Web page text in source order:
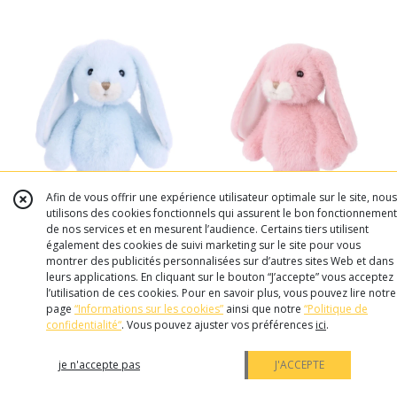
Peluche Jumpy Bunny
"bleu céleste" - BUKOWSKI
99
Peluche Jumpy Bunny
"rose" - BUKOWSKI
26€99
Afin de vous offrir une expérience utilisateur optimale sur le site, nous
utilisons des cookies fonctionnels qui assurent le bon fonctionnement
de nos services et en mesurent l’audience. Certains tiers utilisent
également des cookies de suivi marketing sur le site pour vous
montrer des publicités personnalisées sur d’autres sites Web et dans
leurs applications. En cliquant sur le bouton “J’accepte” vous acceptez
l’utilisation de ces cookies. Pour en savoir plus, vous pouvez lire notre
page “Informations sur les cookies” ainsi que notre “Politique de
confidentialité“. Vous pouvez ajuster vos préférences ici.
je n'accepte pas J'ACCEPTE